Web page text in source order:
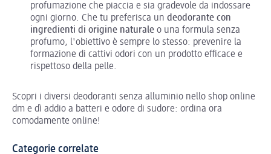
profumazione che piaccia e sia gradevole da indossare
ogni giorno. Che tu preferisca un deodorante con
ingredienti di origine naturale o una formula senza
profumo, l'obiettivo è sempre lo stesso: prevenire la
formazione di cattivi odori con un prodotto efficace e
rispettoso della pelle.
Scopri i diversi deodoranti senza alluminio nello shop online
dm e dì addio a batteri e odore di sudore: ordina ora
comodamente online!
Categorie correlate